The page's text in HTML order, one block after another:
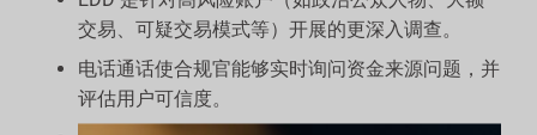
交易、可疑交易模式等）开展的更深入调查。
电话通话使合规官能够实时询问资金来源问题，并
评估用户可信度。